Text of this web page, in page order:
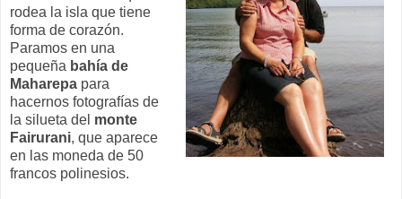
rodea la isla que tiene
forma de corazón.
Paramos en una
pequeña bahía de
Maharepa para
hacernos fotografías de
la silueta del monte
Fairurani, que aparece
en las moneda de 50
francos polinesios.